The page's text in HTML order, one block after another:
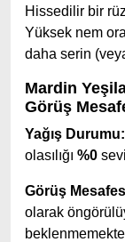
Hissedilir bir
Yüksek nem
daha serin
Mardin
Görüş
Yağış Durumu:
olasılığı %0
Görüş
olarak